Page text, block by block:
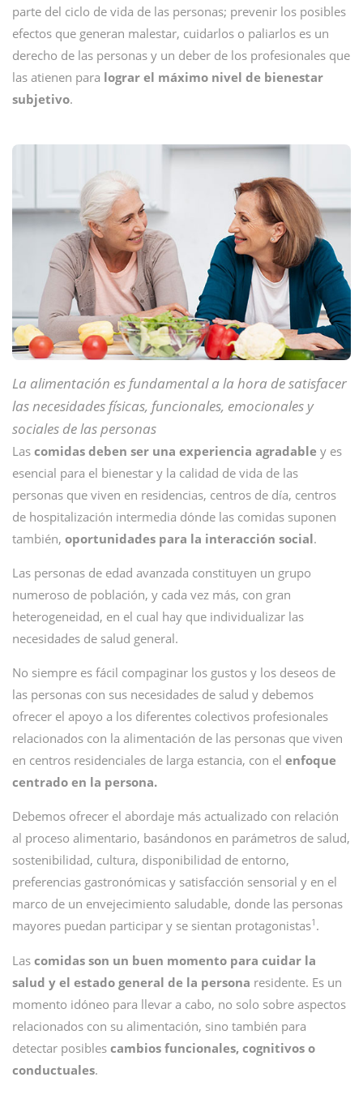
parte del ciclo de vida de las personas; prevenir los posibles
efectos que generan malestar, cuidarlos o paliarlos es un
derecho de las personas y un deber de los profesionales que
las atienen para lograr el máximo nivel de bienestar
subjetivo.
La alimentación es fundamental a la hora de satisfacer
las necesidades físicas, funcionales, emocionales y
sociales de las personas
Las comidas deben ser una experiencia agradable y es
esencial para el bienestar y la calidad de vida de las
personas que viven en residencias, centros de día, centros
de hospitalización intermedia dónde las comidas suponen
también, oportunidades para la interacción social.
Las personas de edad avanzada constituyen un grupo
numeroso de población, y cada vez más, con gran
heterogeneidad, en el cual hay que individualizar las
necesidades de salud general.
No siempre es fácil compaginar los gustos y los deseos de
las personas con sus necesidades de salud y debemos
ofrecer el apoyo a los diferentes colectivos profesionales
relacionados con la alimentación de las personas que viven
en centros residenciales de larga estancia, con el enfoque
centrado en la persona.
Debemos ofrecer el abordaje más actualizado con relación
al proceso alimentario, basándonos en parámetros de salud,
sostenibilidad, cultura, disponibilidad de entorno,
preferencias gastronómicas y satisfacción sensorial y en el
marco de un envejecimiento saludable, donde las personas
mayores puedan participar y se sientan protagonistas1 .
Las comidas son un buen momento para cuidar la
salud y el estado general de la persona residente. Es un
momento idóneo para llevar a cabo, no solo sobre aspectos
relacionados con su alimentación, sino también para
detectar posibles cambios funcionales, cognitivos o
conductuales.